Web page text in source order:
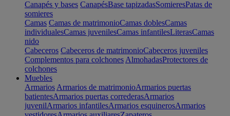
Canapés y bases CanapésBase tapizadasSomieresPatas de
somieres
Camas Camas de matrimonioCamas doblesCamas
individualesCamas juvenilesCamas infantilesLiterasCamas
nido
Cabeceros Cabeceros de matrimonioCabeceros juveniles
Complementos para colchones AlmohadasProtectores de
colchones
Muebles
Armarios Armarios de matrimonioArmarios puertas
batientesArmarios puertas correderasArmarios
juvenilArmarios infantilesArmarios esquinerosArmarios